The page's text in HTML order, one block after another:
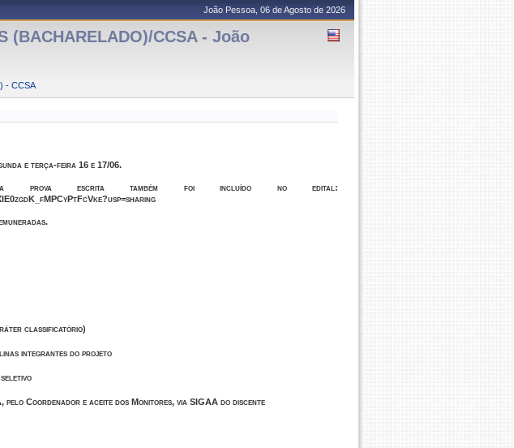
João Pessoa, 06 de Agosto de 2026
(BACHARELADO)/CCSA - João
- CCSA
e terça-feira 16 e 17/06.
escrita também foi incluído no edital:
classificatório)
integrantes do projeto
pelo Coordenador e aceite dos Monitores, via SIGAA do discente